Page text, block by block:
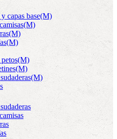
capas base(M)
petos(M)